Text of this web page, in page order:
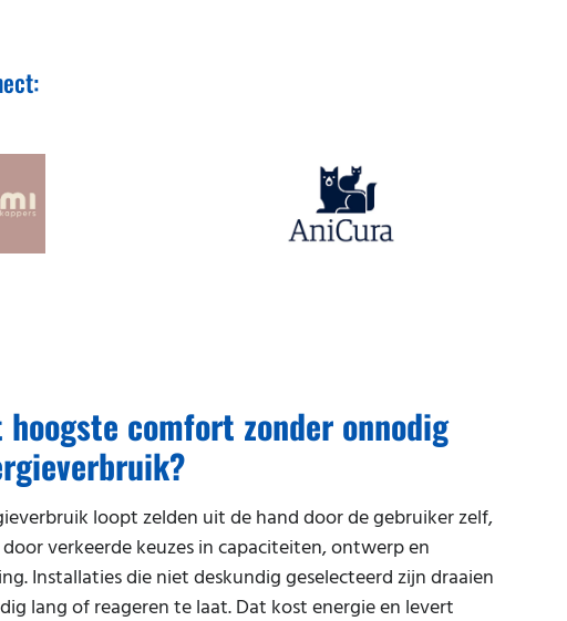
hoogste comfort zonder onnodig
loopt zelden uit de hand door de gebruiker zelf,
verkeerde keuzes in capaciteiten, ontwerp en
Installaties die niet deskundig geselecteerd zijn draaien
lang of reageren te laat. Dat kost energie en levert